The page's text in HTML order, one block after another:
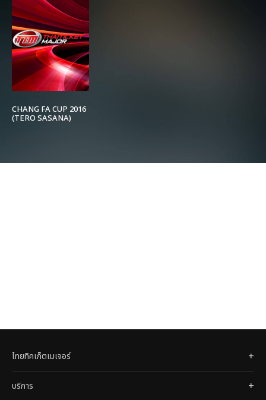
CHANG FA CUP 2016
(TERO SASANA)
ไทยทิคเก็ตเมเจอร์
บริการ